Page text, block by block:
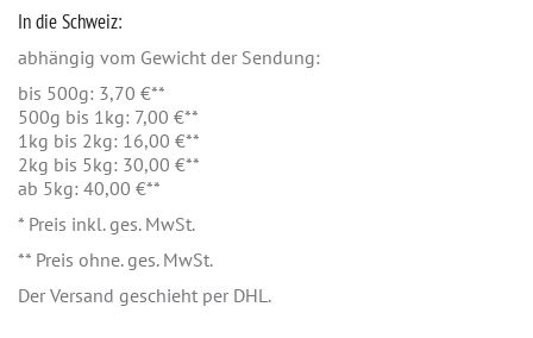
In die Schweiz:
abhängig vom Gewicht der Sendung:
bis 500g: 3,70 €**
500g bis 1kg: 7,00 €**
1kg bis 2kg: 16,00 €**
2kg bis 5kg: 30,00 €**
ab 5kg: 40,00 €**
* Preis inkl. ges. MwSt.
** Preis ohne. ges. MwSt.
Der Versand geschieht per DHL.